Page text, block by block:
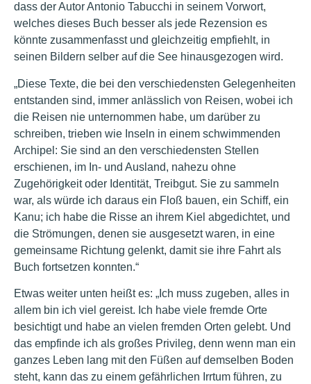
dass der Autor Antonio Tabucchi in seinem Vorwort,
welches dieses Buch besser als jede Rezension es
könnte zusammenfasst und gleichzeitig empfiehlt, in
seinen Bildern selber auf die See hinausgezogen wird.
„Diese Texte, die bei den verschiedensten Gelegenheiten
entstanden sind, immer anlässlich von Reisen, wobei ich
die Reisen nie unternommen habe, um darüber zu
schreiben, trieben wie Inseln in einem schwimmenden
Archipel: Sie sind an den verschiedensten Stellen
erschienen, im In- und Ausland, nahezu ohne
Zugehörigkeit oder Identität, Treibgut. Sie zu sammeln
war, als würde ich daraus ein Floß bauen, ein Schiff, ein
Kanu; ich habe die Risse an ihrem Kiel abgedichtet, und
die Strömungen, denen sie ausgesetzt waren, in eine
gemeinsame Richtung gelenkt, damit sie ihre Fahrt als
Buch fortsetzen konnten.“
Etwas weiter unten heißt es: „Ich muss zugeben, alles in
allem bin ich viel gereist. Ich habe viele fremde Orte
besichtigt und habe an vielen fremden Orten gelebt. Und
das empfinde ich als großes Privileg, denn wenn man ein
ganzes Leben lang mit den Füßen auf demselben Boden
steht, kann das zu einem gefährlichen Irrtum führen, zu